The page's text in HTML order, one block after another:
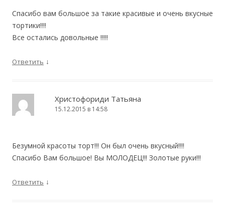
Спасибо вам большое за такие красивые и очень вкусные
тортики!!!!
Все остались довольные !!!!!
Ответить ↓
Христофориди Татьяна
15.12.2015 в 14:58
Безумной красоты торт!!! Он был очень вкусный!!!!
Спасибо Вам большое! Вы МОЛОДЕЦ!!! Золотые руки!!!
Ответить ↓